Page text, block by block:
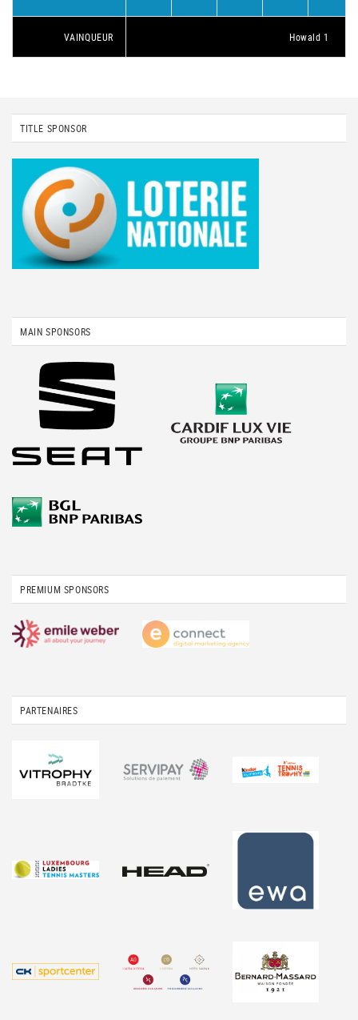
VAINQUEUR Howald 1
TITLE SPONSOR
MAIN SPONSORS
PREMIUM SPONSORS
PARTENAIRES